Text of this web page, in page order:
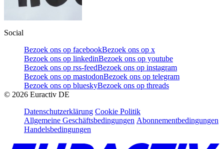
Social
Bezoek ons op facebookBezoek ons op x
Bezoek ons op linkedinBezoek ons op youtube
Bezoek ons op rss-feedBezoek ons op instagram
Bezoek ons op mastodonBezoek ons op telegram
Bezoek ons op blueskyBezoek ons op threads
© 2026 Euractiv DE
Datenschutzerklärung Cookie Politik
Allgemeine Geschäftsbedingungen Abonnementbedingungen
Handelsbedingungen